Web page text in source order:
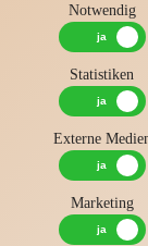
Notwendig
Statistiken
Externe
Marketing